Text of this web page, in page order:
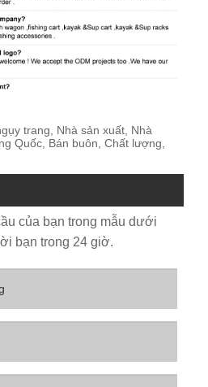
trang, Nhà sản xuất, Nhà
Quốc, Bán buôn, Chất lượng,
của bạn trong mẫu dưới
bạn trong 24 giờ.